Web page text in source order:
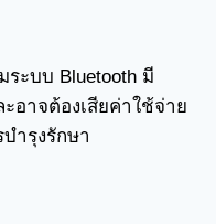
ระบบ Bluetooth มี
อาจต้องเสียค่าใช้จ่าย
ำรุงรักษา